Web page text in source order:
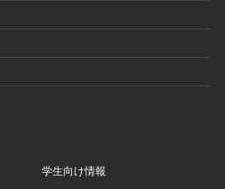
学生向け情報